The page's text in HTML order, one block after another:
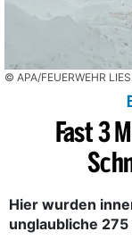
© APA/FEUERWEHR
Fast 3
Hier wurden
unglaubliche